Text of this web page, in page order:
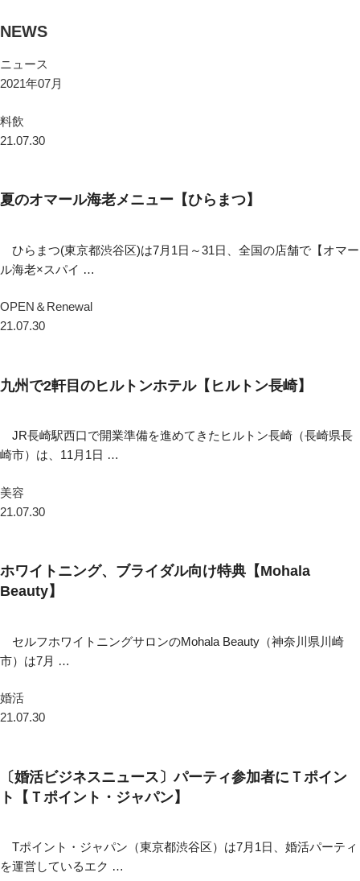
NEWS
ニュース
2021年07月
料飲
21.07.30
夏のオマール海老メニュー【ひらまつ】
ひらまつ(東京都渋谷区)は7月1日～31日、全国の店舗で【オマー
ル海老×スパイ …
OPEN＆Renewal
21.07.30
九州で2軒目のヒルトンホテル【ヒルトン長崎】
JR長崎駅西口で開業準備を進めてきたヒルトン長崎（長崎県長
崎市）は、11月1日 …
美容
21.07.30
ホワイトニング、ブライダル向け特典【Mohala
Beauty】
セルフホワイトニングサロンのMohala Beauty（神奈川県川崎
市）は7月 …
婚活
21.07.30
〔婚活ビジネスニュース〕パーティ参加者にＴポイン
ト【Ｔポイント・ジャパン】
Tポイント・ジャパン（東京都渋谷区）は7⽉1日、婚活パーティ
を運営しているエク …